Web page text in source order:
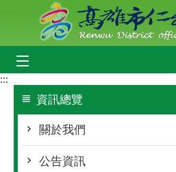
跳到主要內容區塊
:::
資訊總覽
關於我們
公告資訊